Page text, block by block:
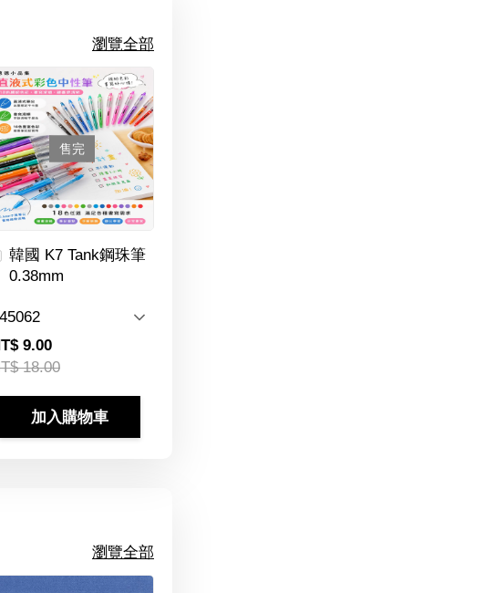
瀏覽全部
售完
韓國 K7 Tank鋼珠筆
0.38mm
9.00
18.00
加入購物車
瀏覽全部